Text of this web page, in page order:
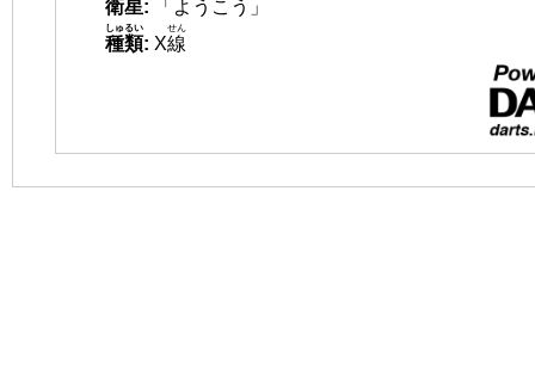
衛星:
「ようこう」
種類
しゅるい
: X線
せん